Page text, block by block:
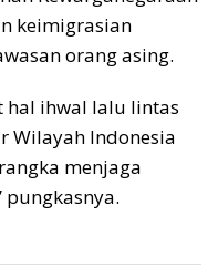
keimigrasian
orang asing.
hal ihwal lalu lintas
Wilayah Indonesia
menjaga
pungkasnya.